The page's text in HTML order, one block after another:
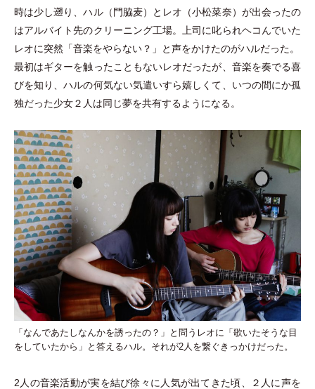
時は少し遡り、ハル（ 門脇麦） とレオ （小松菜奈） が出会ったの
はアルバイト先のクリーニング工場。上司に叱られヘコんでいた
レオに突然 「音楽をやらない？ 」
と声をかけたのがハルだった。
最初はギターを触ったこともないレオだったが、音楽を奏でる喜
びを知り、ハルの何気ない気遣いすら嬉しくて、いつの間にか孤
独だった少女２人は同じ夢を共有するようになる。
「なんであたしなんかを誘ったの？」と問うレオに「歌いたそうな目
をしていたから」と答えるハル。それが2人を繋ぐきっかけだった。
2人の音楽活動が実を結び徐々に人気が出てきた頃、２人に声を